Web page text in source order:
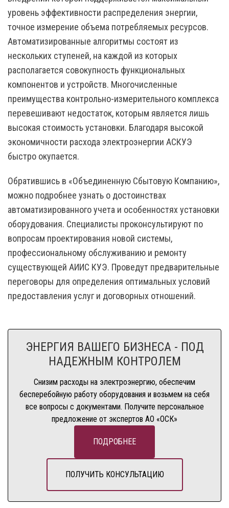
уровень эффективности распределения энергии,
точное измерение объема потребляемых ресурсов.
Автоматизированные алгоритмы состоят из
нескольких ступеней, на каждой из которых
располагается совокупность функциональных
компонентов и устройств. Многочисленные
преимущества контрольно-измерительного комплекса
перевешивают недостаток, которым является лишь
высокая стоимость установки. Благодаря высокой
экономичности расхода электроэнергии АСКУЭ
быстро окупается.
Обратившись в «Объединенную Сбытовую Компанию»,
можно подробнее узнать о достоинствах
автоматизированного учета и особенностях установки
оборудования. Специалисты проконсультируют по
вопросам проектирования новой системы,
профессиональному обслуживанию и ремонту
существующей АИИС КУЭ. Проведут предварительные
переговоры для определения оптимальных условий
предоставления услуг и договорных отношений.
ЭНЕРГИЯ ВАШЕГО БИЗНЕСА - ПОД
НАДЕЖНЫМ КОНТРОЛЕМ
Снизим расходы на электроэнергию, обеспечим
бесперебойную работу оборудования и возьмем на себя
все вопросы с документами. Получите персональное
предложение от экспертов АО «ОСК»
ПОДРОБНЕЕ
ПОЛУЧИТЬ КОНСУЛЬТАЦИЮ